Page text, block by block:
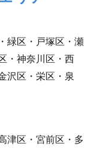
緑区・戸塚区・瀬
・神奈川区・西
沢区・栄区・泉
津区・宮前区・多